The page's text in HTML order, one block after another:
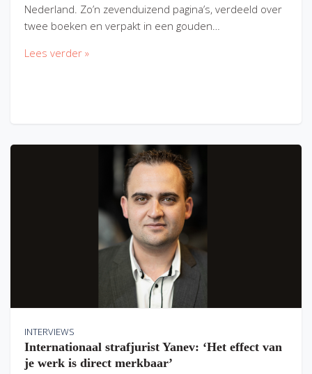
Nederland. Zo’n zevenduizend pagina’s, verdeeld over
twee boeken en verpakt in een gouden…
Lees verder »
INTERVIEWS
Internationaal strafjurist Yanev: ‘Het effect van
je werk is direct merkbaar’